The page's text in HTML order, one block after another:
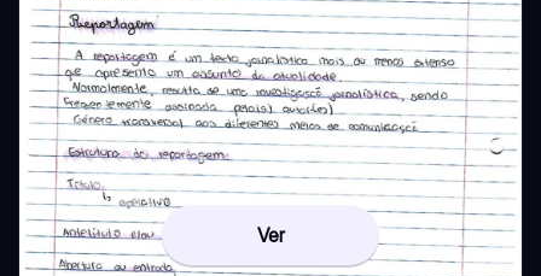
Ver